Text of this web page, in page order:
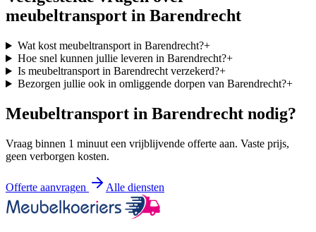
meubeltransport in Barendrecht
Wat kost meubeltransport in Barendrecht?+
Hoe snel kunnen jullie leveren in Barendrecht?+
Is meubeltransport in Barendrecht verzekerd?+
Bezorgen jullie ook in omliggende dorpen van Barendrecht?+
Meubeltransport in Barendrecht nodig?
Vraag binnen 1 minuut een vrijblijvende offerte aan. Vaste prijs,
geen verborgen kosten.
Offerte aanvragen Alle diensten